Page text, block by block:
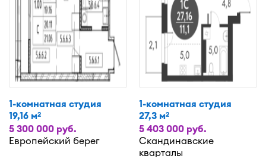
1-комнатная студия
19,16 м2
5 300 000 руб.
Европейский берег
1-комнатная студия
27,3 м2
5 403 000 руб.
Скандинавские
кварталы